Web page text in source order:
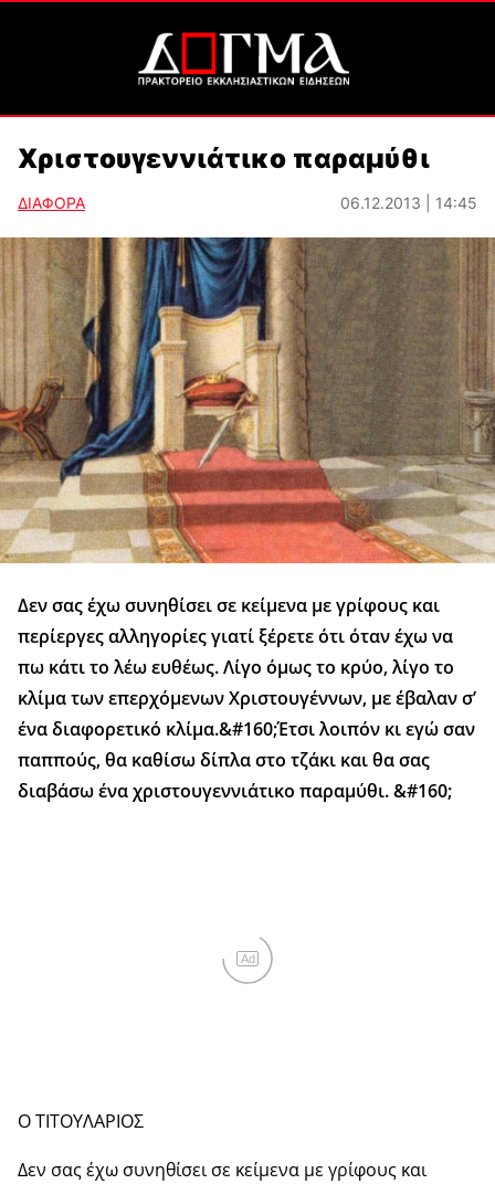
Χριστουγεννιάτικο παραμύθι
ΔΙΑΦΟΡΑ 06.12.2013 | 14:45
Δεν σας έχω συνηθίσει σε κείμενα με γρίφους και
περίεργες αλληγορίες γιατί ξέρετε ότι όταν έχω να
πω κάτι το λέω ευθέως. Λίγο όμως το κρύο, λίγο το
κλίμα των επερχόμενων Χριστουγέννων, με έβαλαν σ’
ένα διαφορετικό κλίμα.&#160;Έτσι λοιπόν κι εγώ σαν
παππούς, θα καθίσω δίπλα στο τζάκι και θα σας
διαβάσω ένα χριστουγεννιάτικο παραμύθι. &#160;
Ad
Ο ΤΙΤΟΥΛΑΡΙΟΣ
Δεν σας έχω συνηθίσει σε κείμενα με γρίφους και